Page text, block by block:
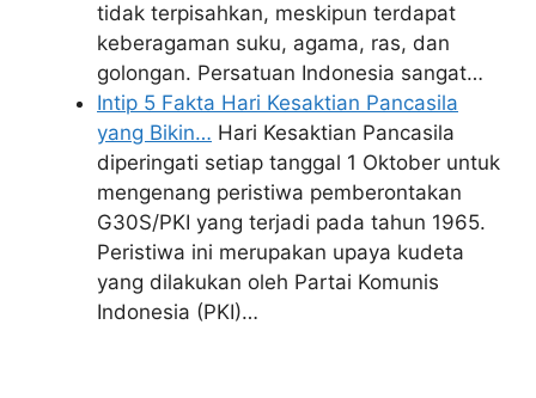
tidak terpisahkan, meskipun terdapat
keberagaman suku, agama, ras, dan
golongan. Persatuan Indonesia sangat…
Intip 5 Fakta Hari Kesaktian Pancasila
yang Bikin… Hari Kesaktian Pancasila
diperingati setiap tanggal 1 Oktober untuk
mengenang peristiwa pemberontakan
G30S/PKI yang terjadi pada tahun 1965.
Peristiwa ini merupakan upaya kudeta
yang dilakukan oleh Partai Komunis
Indonesia (PKI)…